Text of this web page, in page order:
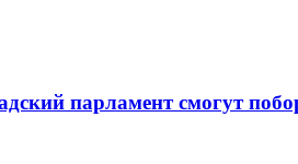
парламент смогут